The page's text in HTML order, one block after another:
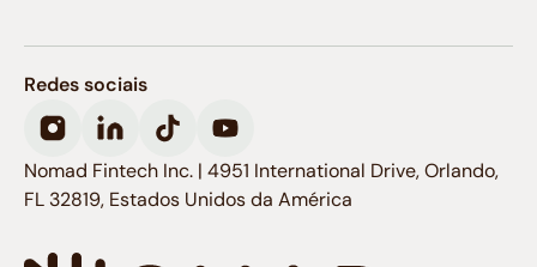
Redes sociais
Nomad Fintech Inc. | 4951 International Drive, Orlando,
FL 32819, Estados Unidos da América